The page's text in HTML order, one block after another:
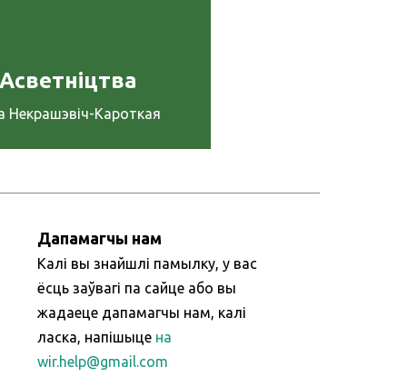
Асветніцтва
Некрашэвіч-Кароткая
Дапамагчы нам
Калі вы знайшлі памылку, у вас
ёсць заўвагі па сайце або вы
жадаеце дапамагчы нам, калі
ласка, напішыце на
wir.help@gmail.com